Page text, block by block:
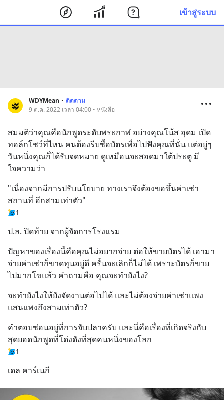
เข้าสู่ระบบ
WDYMean • ติดตาม
9 ต.ค. 2022 เวลา 04:00 • หนังสือ
สมมติว่าคุณคือนักพูดระดับพระกาฬ อย่างคุณโน้ส อุดม เปิด
ทอล์กโชว์ที่ไหน คนต้องรีบซื้อบัตรเพื่อไปฟังคุณที่นั่น แต่อยู่ๆ
วันหนึ่งคุณก็ได้รับจดหมาย ดูเหมือนจะสอดมาใต้ประตู มี
ใจความว่า
"เนื่องจากมีการปรับนโยบาย ทางเราจึงต้องขอขึ้นค่าเช่า
สถานที่ อีกสามเท่าตัว"
1
ป.ล. ปิดท้าย จากผู้จัดการโรงแรม
ปัญหาของเรื่องนี้คือคุณไม่อยากจ่าย ต่อให้ขายบัตรได้ เอามา
จ่ายค่าเช่าก็ขาดทุนอยู่ดี ครั้นจะเลิกก็ไม่ได้ เพราะบัตรก็ขาย
ไปมากโขแล้ว คำถามคือ คุณจะทำยังไง?
จะทำยังไงให้ยังจัดงานต่อไปได้ และไม่ต้องจ่ายค่าเช่าแพง
แสนแพงถึงสามเท่าตัว?
คำตอบซ่อนอยู่ที่การจับปลาครับ และนี่คือเรื่องที่เกิดจริงกับ
สุดยอดนักพูดที่โด่งดังที่สุดคนหนึ่งของโลก
1
เดล คาร์เนกี